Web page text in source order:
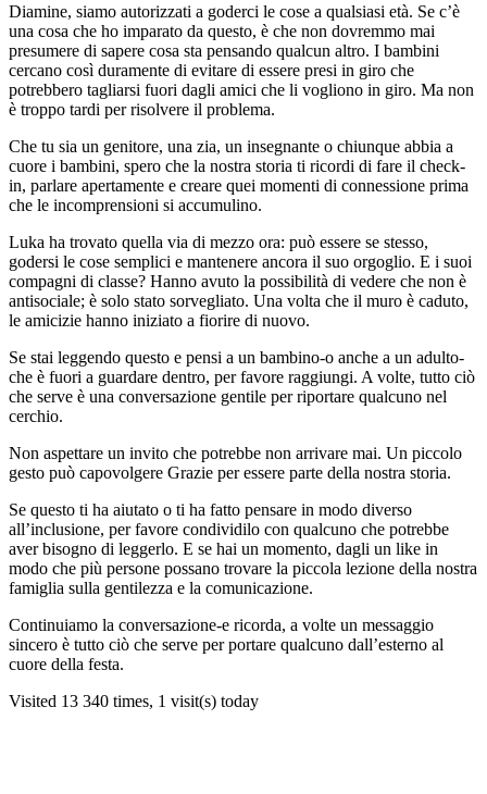
Diamine, siamo autorizzati a goderci le cose a qualsiasi età. Se c’è
una cosa che ho imparato da questo, è che non dovremmo mai
presumere di sapere cosa sta pensando qualcun altro. I bambini
cercano così duramente di evitare di essere presi in giro che
potrebbero tagliarsi fuori dagli amici che li vogliono in giro. Ma non
è troppo tardi per risolvere il problema.
Che tu sia un genitore, una zia, un insegnante o chiunque abbia a
cuore i bambini, spero che la nostra storia ti ricordi di fare il check-
in, parlare apertamente e creare quei momenti di connessione prima
che le incomprensioni si accumulino.
Luka ha trovato quella via di mezzo ora: può essere se stesso,
godersi le cose semplici e mantenere ancora il suo orgoglio. E i suoi
compagni di classe? Hanno avuto la possibilità di vedere che non è
antisociale; è solo stato sorvegliato. Una volta che il muro è caduto,
le amicizie hanno iniziato a fiorire di nuovo.
Se stai leggendo questo e pensi a un bambino-o anche a un adulto-
che è fuori a guardare dentro, per favore raggiungi. A volte, tutto ciò
che serve è una conversazione gentile per riportare qualcuno nel
cerchio.
Non aspettare un invito che potrebbe non arrivare mai. Un piccolo
gesto può capovolgere Grazie per essere parte della nostra storia.
Se questo ti ha aiutato o ti ha fatto pensare in modo diverso
all’inclusione, per favore condividilo con qualcuno che potrebbe
aver bisogno di leggerlo. E se hai un momento, dagli un like in
modo che più persone possano trovare la piccola lezione della nostra
famiglia sulla gentilezza e la comunicazione.
Continuiamo la conversazione-e ricorda, a volte un messaggio
sincero è tutto ciò che serve per portare qualcuno dall’esterno al
cuore della festa.
Visited 13 340 times, 1 visit(s) today